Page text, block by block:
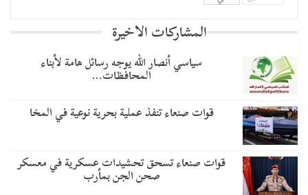
المشاركات الاخيرة
سياسي أنصار الله يوجه رسائل هامة لأبناء
المحافظات…
قوات صنعاء تنفذ عملية بحرية نوعية في المخا
قوات صنعاء تسحق تحشيدات عسكرية في معسكر
صحن الجن بمأرب